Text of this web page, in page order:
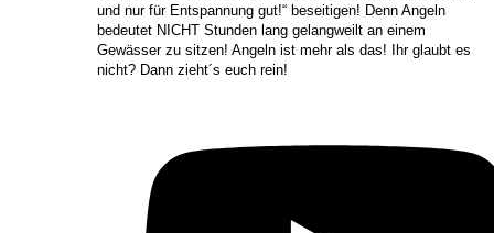
und nur für Entspannung gut!“ beseitigen! Denn Angeln
bedeutet NICHT Stunden lang gelangweilt an einem
Gewässer zu sitzen! Angeln ist mehr als das! Ihr glaubt es
nicht? Dann zieht´s euch rein!